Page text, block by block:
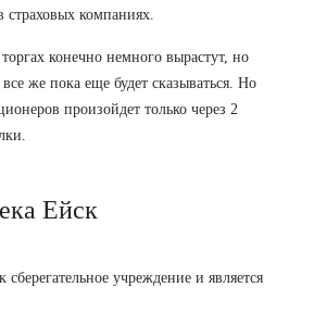
компаниях.
конечно немного вырастут, но
же пока еще будет сказываться. Но
произойдет только через 2
Ейск
учреждение и является